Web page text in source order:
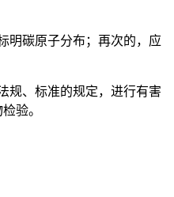
明碳原子分布；再次的，应
规、标准的规定，进行有害
验。